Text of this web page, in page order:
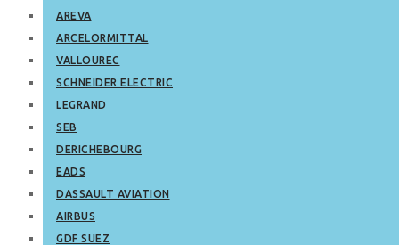
AREVA
ARCELORMITTAL
VALLOUREC
SCHNEIDER ELECTRIC
LEGRAND
SEB
DERICHEBOURG
EADS
DASSAULT AVIATION
AIRBUS
GDF SUEZ